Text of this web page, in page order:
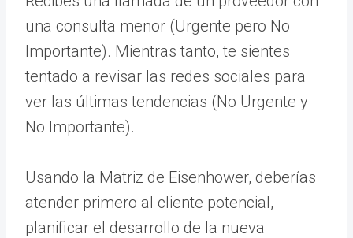
una consulta menor (Urgente pero No
Importante). Mientras tanto, te sientes
tentado a revisar las redes sociales para
ver las últimas tendencias (No Urgente y
No Importante).
Usando la Matriz de Eisenhower, deberías
atender primero al cliente potencial,
planificar el desarrollo de la nueva